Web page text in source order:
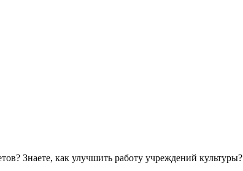
Знаете, как улучшить работу учреждений культуры?